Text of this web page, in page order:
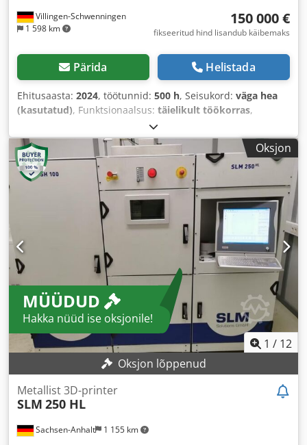
Villingen-Schwenningen
1 598 km
150 000 €
fikseeritud hind lisandub käibemaks
Pärida Helistada
Ehitusaasta: 2024, töötunnid: 500 h, Seisukord: väga hea
(kasutatud), Funktsionaalsus: täielikult töökorras,
Oksjon
MÜÜDUD
Hakka nüüd ise oksjonile!
1 / 12
Oksjon lõppenud
Sachsen-Anhalt 1 155 km
Metallist 3D-printer
SLM 250 HL